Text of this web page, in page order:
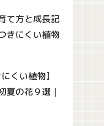
て方と成長記
きにくい植物
くい植物】
夏の花９選｜